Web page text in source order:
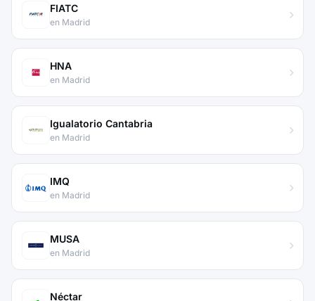
FIATC
en Madrid
HNA
en Madrid
Igualatorio Cantabria
en Madrid
IMQ
en Madrid
MUSA
en Madrid
Néctar